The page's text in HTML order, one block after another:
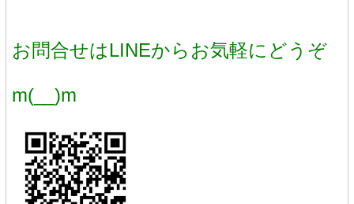
お問合せはLINEからお気軽にどうぞ
m(__)m